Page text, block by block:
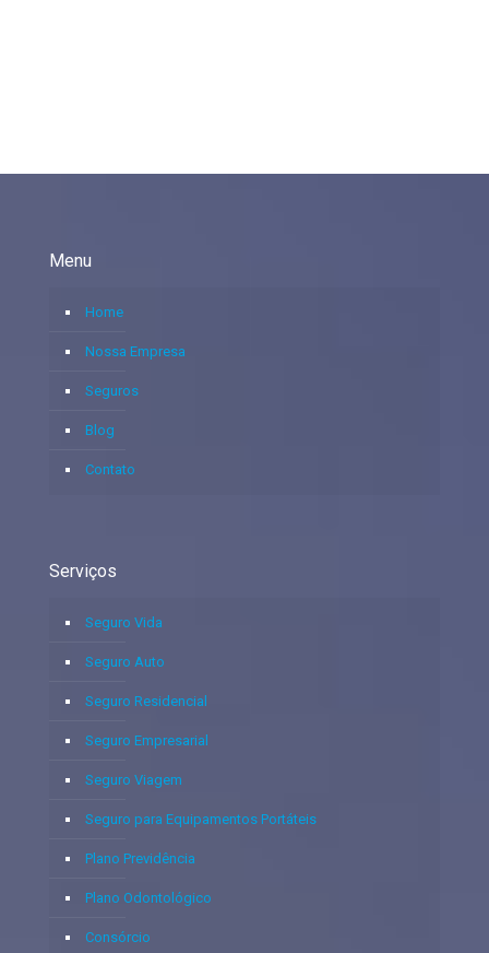
Menu
Home
Nossa Empresa
Seguros
Blog
Contato
Serviços
Seguro Vida
Seguro Auto
Seguro Residencial
Seguro Empresarial
Seguro Viagem
Seguro para Equipamentos Portáteis
Plano Previdência
Plano Odontológico
Consórcio